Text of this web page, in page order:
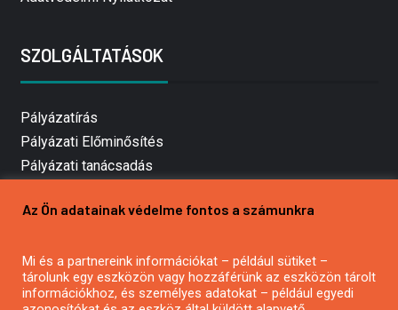
SZOLGÁLTATÁSOK
Pályázatírás
Pályázati Előminősítés
Pályázati tanácsadás
Mezőgazdasági pályázatírás
Pályázatírás civil szervezeteknek
Pályázatírás önkormányzatoknak
Az Ön adatainak védelme fontos a számunkra
Mi és a partnereink információkat – például sütiket –
tárolunk egy eszközön vagy hozzáférünk az eszközön tárolt
információkhoz, és személyes adatokat – például egyedi